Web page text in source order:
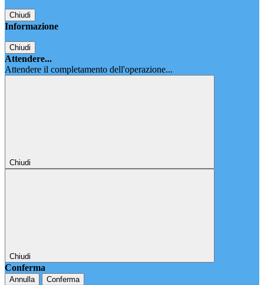
Chiudi
Informazione
Chiudi
Attendere...
Attendere il completamento dell'operazione...
Chiudi
Chiudi
Conferma
Annulla Conferma